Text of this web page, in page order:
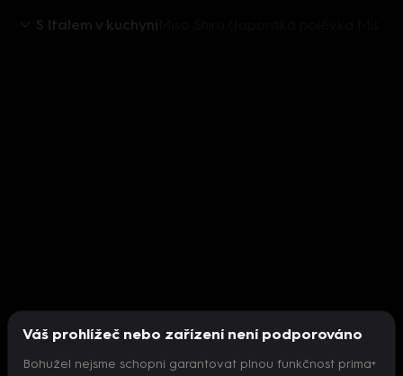
S Italem v kuchyni
Váš prohlížeč nebo zařízení není podporováno
Bohužel nejsme schopni garantovat plnou funkčnost prima+